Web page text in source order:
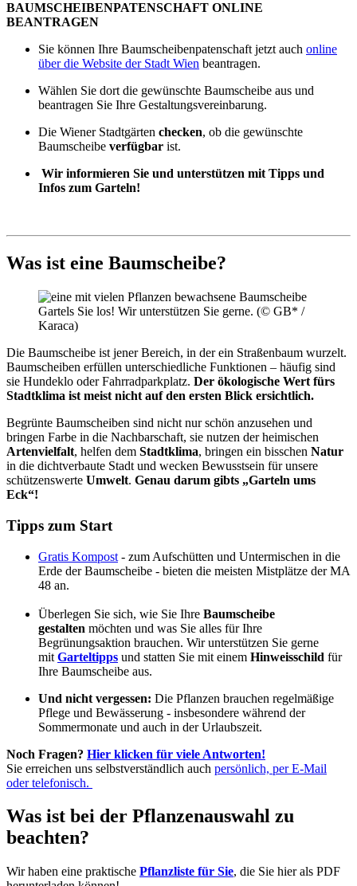
BAUMSCHEIBENPATENSCHAFT ONLINE
BEANTRAGEN
Sie können Ihre Baumscheibenpatenschaft jetzt auch online
über die Website der Stadt Wien beantragen.
Wählen Sie dort die gewünschte Baumscheibe aus und
beantragen Sie Ihre Gestaltungsvereinbarung.
Die Wiener Stadtgärten checken, ob die gewünschte
Baumscheibe verfügbar ist.
Wir informieren Sie und unterstützen mit Tipps und
Infos zum Garteln!
Was ist eine Baumscheibe?
Gartels Sie los! Wir unterstützen Sie gerne. (© GB* /
Karaca)
Die Baumscheibe ist jener Bereich, in der ein Straßenbaum wurzelt.
Baumscheiben erfüllen unterschiedliche Funktionen – häufig sind
sie Hundeklo oder Fahrradparkplatz. Der ökologische Wert fürs
Stadtklima ist meist nicht auf den ersten Blick ersichtlich.
Begrünte Baumscheiben sind nicht nur schön anzusehen und
bringen Farbe in die Nachbarschaft, sie nutzen der heimischen
Artenvielfalt, helfen dem Stadtklima, bringen ein bisschen Natur
in die dichtverbaute Stadt und wecken Bewusstsein für unsere
schützenswerte Umwelt. Genau darum gibts „Garteln ums
Eck“!
Tipps zum Start
Gratis Kompost - zum Aufschütten und Untermischen in die
Erde der Baumscheibe - bieten die meisten Mistplätze der MA
48 an.
Überlegen Sie sich, wie Sie Ihre Baumscheibe
gestalten möchten und was Sie alles für Ihre
Begrünungsaktion brauchen. Wir unterstützen Sie gerne
mit Garteltipps und statten Sie mit einem Hinweisschild für
Ihre Baumscheibe aus.
Und nicht vergessen: Die Pflanzen brauchen regelmäßige
Pflege und Bewässerung - insbesondere während der
Sommermonate und auch in der Urlaubszeit.
Noch Fragen? Hier klicken für viele Antworten!
Sie erreichen uns selbstverständlich auch persönlich, per E-Mail
oder telefonisch.
Was ist bei der Pflanzenauswahl zu
beachten?
Wir haben eine praktische Pflanzliste für Sie, die Sie hier als PDF